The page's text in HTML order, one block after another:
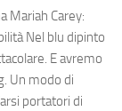
Mariah Carey:
Nel blu dipinto
E avremo
Un modo di
portatori di